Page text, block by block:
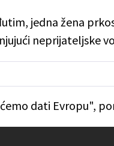
jedna žena
neprijateljske
dati Evropu",